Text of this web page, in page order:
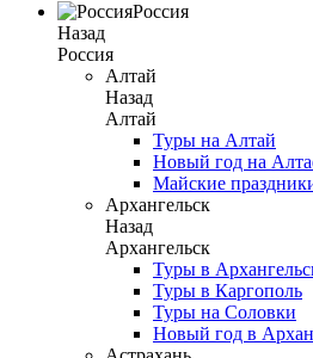
Россия
Назад
Россия
Алтай
Назад
Алтай
Туры на Алтай
Новый год на
Майские
Архангельск
Назад
Архангельск
Туры в
Туры в Каргополь
Туры на Соловки
Новый год в